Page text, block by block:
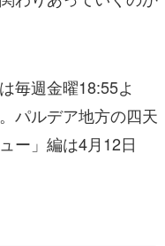
毎週金曜18:55よ
パルデア地方の四天
ー」編は4月12日